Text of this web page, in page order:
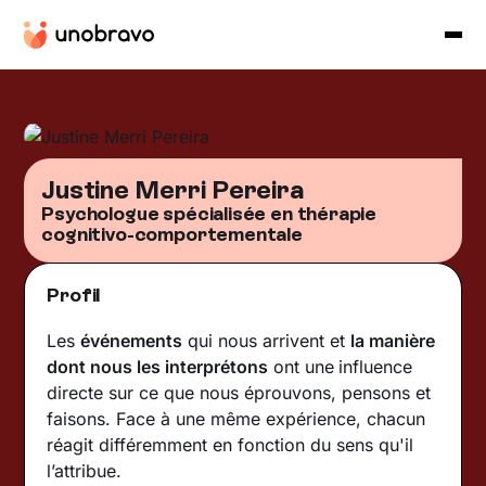
Justine Merri Pereira
Psychologue spécialisée en thérapie
cognitivo-comportementale
Profil
Lesévénements qui nous arrivent et la manière
dont nous les interprétons ont une influence
directe sur ce que nous éprouvons, pensons et
faisons. Face à une même expérience, chacun
réagit différemment en fonction du sens qu'il
l’attribue.